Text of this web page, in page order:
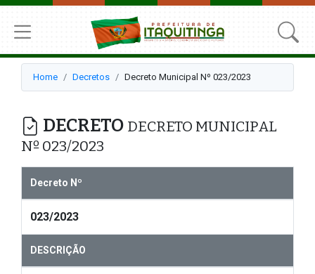
Home Decretos Decreto Municipal Nº 023/2023
DECRETO DECRETO MUNICIPAL
Nº 023/2023
Decreto Nº
023/2023
DESCRIÇÃO